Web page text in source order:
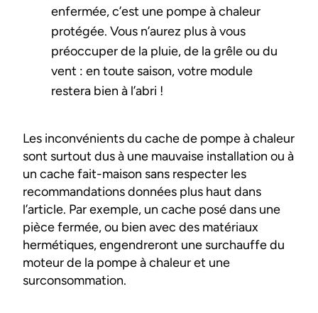
enfermée, c’est une pompe à chaleur
protégée. Vous n’aurez plus à vous
préoccuper de la pluie, de la grêle ou du
vent : en toute saison, votre module
restera bien à l’abri !
Les inconvénients du cache de pompe à chaleur
sont surtout dus à une mauvaise installation ou à
un cache fait-maison sans respecter les
recommandations données plus haut dans
l’article. Par exemple, un cache posé dans une
pièce fermée, ou bien avec des matériaux
hermétiques, engendreront une surchauffe du
moteur de la pompe à chaleur et une
surconsommation.